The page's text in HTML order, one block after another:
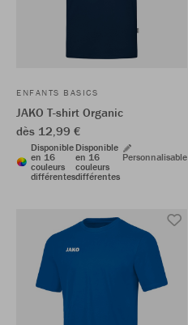
ENFANTS BASICS
JAKO T-shirt Organic
dès 12,99 €
Disponible
en 16
couleurs
différentes
Disponible
en 16
couleurs
différentes
Personnalisable